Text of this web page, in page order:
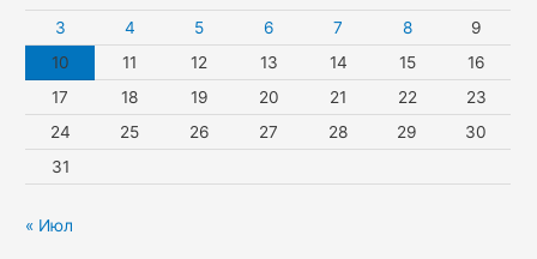
3
4 5 6 7 8
9
10
11 12 13 14 15
16
17
18 19 20 21 22
23
24
25 26 27 28 29
30
31
« Июл